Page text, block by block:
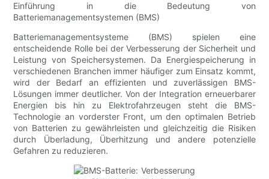
Einführung in die Bedeutung von
Batteriemanagementsystemen (BMS)
Batteriemanagementsysteme (BMS) spielen eine
entscheidende Rolle bei der Verbesserung der Sicherheit und
Leistung von Speichersystemen. Da Energiespeicherung in
verschiedenen Branchen immer häufiger zum Einsatz kommt,
wird der Bedarf an effizienten und zuverlässigen BMS-
Lösungen immer deutlicher. Von der Integration erneuerbarer
Energien bis hin zu Elektrofahrzeugen steht die BMS-
Technologie an vorderster Front, um den optimalen Betrieb
von Batterien zu gewährleisten und gleichzeitig die Risiken
durch Überladung, Überhitzung und andere potenzielle
Gefahren zu reduzieren.